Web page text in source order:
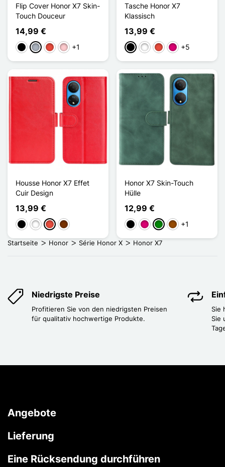
Flip Cover Honor X7 Skin-
Touch Douceur
14,99 €
Schwarz
GrauRot Pink+1
Tasche Honor X7
Klassisch
13,99 €
Schwarz
WeißRot Magenta
+5
Housse Honor X7 Effet
Cuir Design
13,99 €
Schwarz
WeißRot Kaffee
Honor X7 Skin-Touch
Hülle
12,99 €
SchwarzMagenta
GrünBraun
+1
Startseite Honor Série Honor X Honor X7
Niedrigste Preise
Profitieren Sie von den niedrigsten Preisen
für qualitativ hochwertige Produkte.
Sie
Sie
Angebote
Lieferung
Eine Rücksendung durchführen